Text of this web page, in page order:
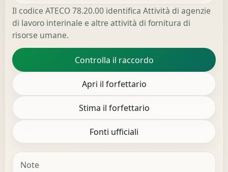
Il codice ATECO 78.20.00 identifica Attività di agenzie
di lavoro interinale e altre attività di fornitura di
risorse umane.
Controlla il raccordo
Apri il forfettario
Stima il forfettario
Fonti ufficiali
Note